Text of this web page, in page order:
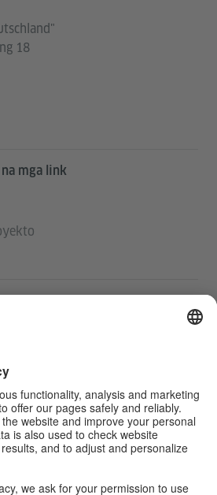
18
mga link
ng Goethe-Institut
guro “Deutschstunde”